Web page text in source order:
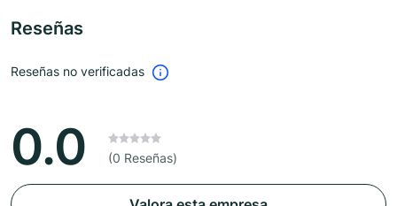
Reseñas
Reseñas no verificadas
0.0 (0 Reseñas)